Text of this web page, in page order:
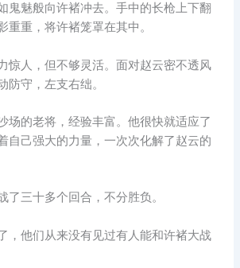
鬼魅般向许褚冲去。手中的长枪上下翻
重重，将许褚笼罩在其中。
惊人，但不够灵活。面对赵云密不透风
防守，左支右绌。
场的老将，经验丰富。他很快就适应了
自己强大的力量，一次次化解了赵云的
了三十多个回合，不分胜负。
，他们从来没有见过有人能和许褚大战